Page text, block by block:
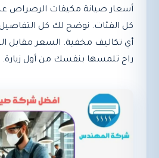
أسعار صيانة مكيفات الرصراص
كل الفئات. نوضح لك كل التفاصيل
أي تكاليف مخفية. السعر مقابل
راح تلمسها بنفسك من أول زيارة.